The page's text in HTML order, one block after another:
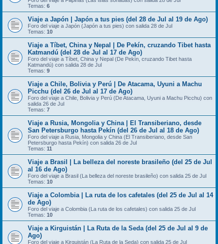
Temas: 6
Viaje a Japón | Japón a tus pies (del 28 de Jul al 19 de Ago)
Foro del viaje a Japón (Japón a tus pies) con salida 28 de Jul
Temas: 10
Viaje a Tíbet, China y Nepal | De Pekín, cruzando Tibet hasta
Katmandú (del 28 de Jul al 17 de Ago)
Foro del viaje a Tíbet, China y Nepal (De Pekín, cruzando Tibet hasta
Katmandú) con salida 28 de Jul
Temas: 9
Viaje a Chile, Bolivia y Perú | De Atacama, Uyuni a Machu
Picchu (del 26 de Jul al 17 de Ago)
Foro del viaje a Chile, Bolivia y Perú (De Atacama, Uyuni a Machu Picchu) con
salida 26 de Jul
Temas: 7
Viaje a Rusia, Mongolia y China | El Transiberiano, desde
San Petersburgo hasta Pekín (del 26 de Jul al 18 de Ago)
Foro del viaje a Rusia, Mongolia y China (El Transiberiano, desde San
Petersburgo hasta Pekín) con salida 26 de Jul
Temas: 11
Viaje a Brasil | La belleza del noreste brasileño (del 25 de Jul
al 16 de Ago)
Foro del viaje a Brasil (La belleza del noreste brasileño) con salida 25 de Jul
Temas: 10
Viaje a Colombia | La ruta de los cafetales (del 25 de Jul al 14
de Ago)
Foro del viaje a Colombia (La ruta de los cafetales) con salida 25 de Jul
Temas: 10
Viaje a Kirguistán | La Ruta de la Seda (del 25 de Jul al 9 de
Ago)
Foro del viaje a Kirguistán (La Ruta de la Seda) con salida 25 de Jul